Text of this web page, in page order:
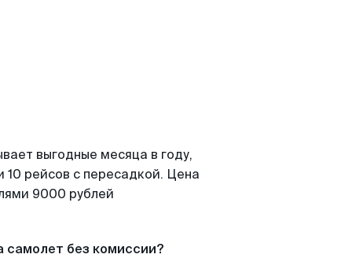
выгодные месяца в году,
рейсов с пересадкой. Цена
9000 рублей
самолет без комиссии?